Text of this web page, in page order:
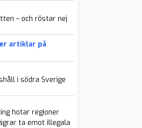
– och röstar nej
artiklar på
i södra Sverige
hotar regioner
ta emot illegala